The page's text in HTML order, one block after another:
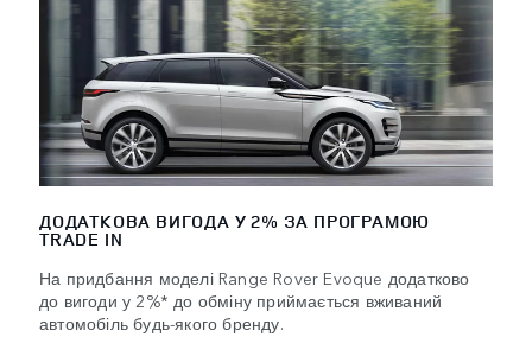
ДОДАТКОВА ВИГОДА У 2% ЗА ПРОГРАМОЮ
TRADE IN
На придбання моделі Range Rover Evoque додатково
до вигоди у 2%* до обміну приймається вживаний
автомобіль будь-якого бренду.